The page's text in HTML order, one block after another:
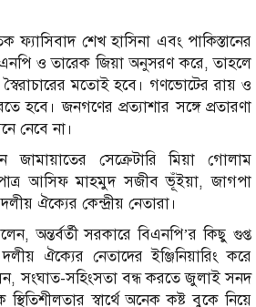
শেখ হাসিনা এবং পাকিস্তানের
ও তারেক জিয়া অনুসরণ করে, তাহলে
মতোই হবে। গণভোটের রায় ও
হবে। জনগণের প্রত্যাশার সঙ্গে প্রতারণা
নেবে না।
সেক্রেটারি মিয়া গোলাম
আসিফ মাহমুদ সজীব ভূঁইয়া, জাগপা
ঐক্যের কেন্দ্রীয় নেতারা।
অন্তর্বর্তী সরকারে বিএনপি’র কিছু গুপ্ত
ঐক্যের নেতাদের ইঞ্জিনিয়ারিং করে
সংঘাত-সহিংসতা বন্ধ করতে জুলাই সনদ
স্বার্থে অনেক কষ্ট বুকে নিয়ে